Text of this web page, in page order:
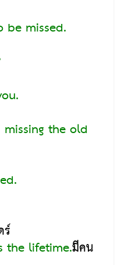
be missed.
the old
the lifetime.มีคน